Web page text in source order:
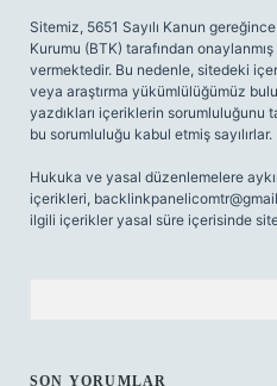
Sitemiz, 5651 Sayılı Kanun
Kurumu (BTK) tarafından
vermektedir. Bu nedenle, sitedeki
veya araştırma yükümlülüğümüz
yazdıkları içeriklerin sorumluluğunu
bu sorumluluğu kabul etmiş sayılırlar.
Hukuka ve yasal düzenlemelere
içerikleri,
ilgili içerikler yasal süre içerisinde
SON YORUMLAR